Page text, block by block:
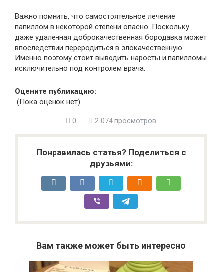
Важно помнить, что самостоятельное лечение
папиллом в некоторой степени опасно. Поскольку
даже удаленная доброкачественная бородавка может
впоследствии переродиться в злокачественную.
Именно поэтому стоит выводить наросты и папилломы
исключительно под контролем врача.
Оцените публикацию:
(Пока оценок нет)
0 2 074 просмотров
Понравилась статья? Поделиться с
друзьями:
Вам также может быть интересно